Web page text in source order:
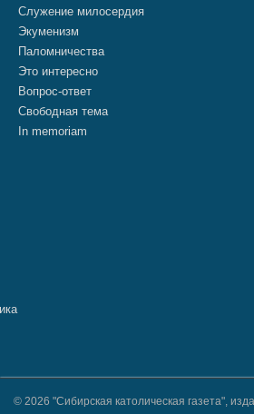
Служение милосердия
Экуменизм
Паломничества
Это интересно
Вопрос-ответ
Свободная тема
In memoriam
© 2026 "Сибирская католическая газета",